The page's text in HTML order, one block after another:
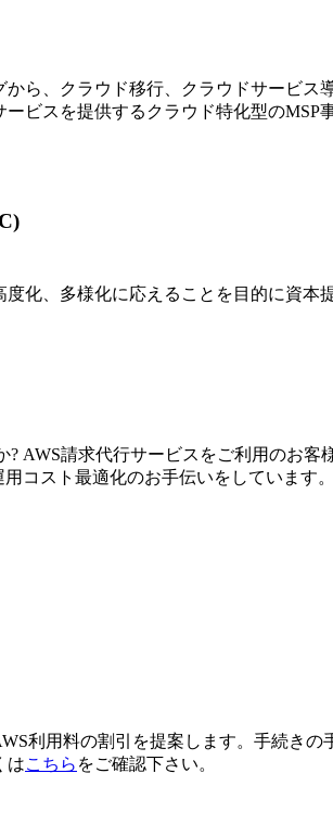
ら、クラウド移行、クラウドサービ
ビスを提供するクラウド特化型の
化、多様化に応えることを目的に資
AWS請求代⾏サービスをご利⽤のお
コスト最適化のお⼿伝いをしています。
利用料の割引を提案します。手続きの
はこちら をご確認下さい。